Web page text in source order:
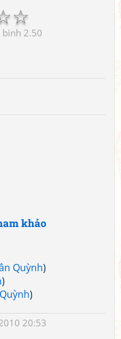
☆
2.50
khảo
Quỳnh)
)
)
20:53